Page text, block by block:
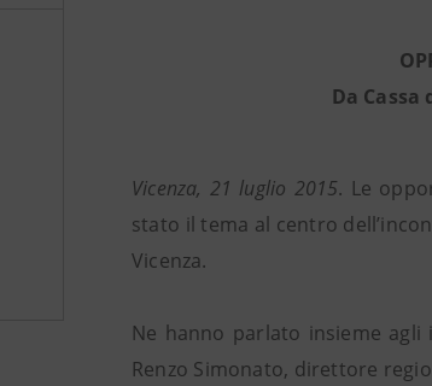
Da
Vicenza, 21 luglio 2015. Le
stato il tema al centro
Vicenza.
Ne hanno parlato insieme
Renzo Simonato, direttore